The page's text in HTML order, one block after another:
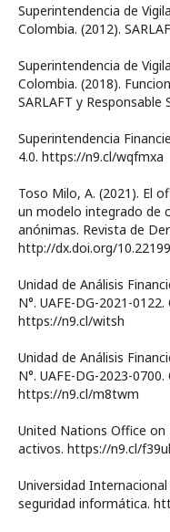
Superintendencia de
Colombia. (2012).
Superintendencia de
Colombia. (2018).
SARLAFT y
Superintendencia
4.0. https://n9.cl/wqfmxa
Toso Milo, A. (2021). El
un modelo integrado de
anónimas. Revista de
http://dx.doi.org/
Unidad de Análisis
N°. UAFE-DG-2021-
https://n9.cl/witsh
Unidad de Análisis
N°. UAFE-DG-2023-
https://n9.cl/m8twm
United Nations Office on
activos. https://n9.cl/
Universidad
seguridad informática.